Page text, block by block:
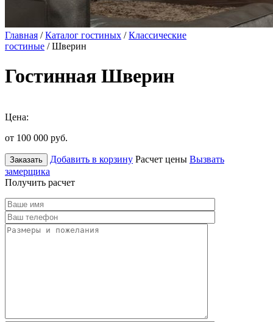
Главная /Каталог гостиных /Классические
гостиные / Шверин
Гостинная Шверин
Цена:
от 100 000 руб.
Заказать Добавить в корзину Расчет цены Вызвать
замерщика
Получить расчет